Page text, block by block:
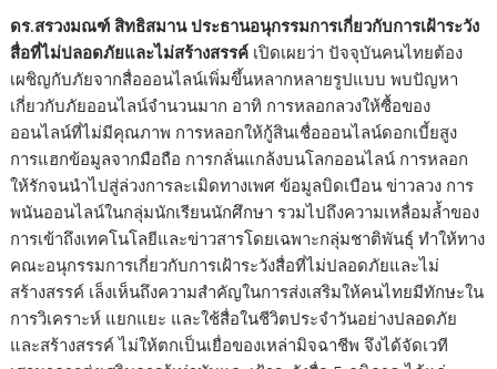
ดร.สรวงมณฑ์ สิทธิสมาน ประธานอนุกรรมการเกี่ยวกับการเฝ้าระวัง
สื่อที่ไม่ปลอดภัยและไม่สร้างสรรค์ เปิดเผยว่า ปัจจุบันคนไทยต้อง
เผชิญกับภัยจากสื่อออนไลน์เพิ่มขึ้นหลากหลายรูปแบบ พบปัญหา
เกี่ยวกับภัยออนไลน์จำนวนมาก อาทิ การหลอกลวงให้ซื้อของ
ออนไลน์ที่ไม่มีคุณภาพ การหลอกให้กู้สินเชื่อออนไลน์ดอกเบี้ยสูง
การแฮกข้อมูลจากมือถือ การกลั่นแกล้งบนโลกออนไลน์ การหลอก
ให้รักจนนำไปสู่ล่วงการละเมิดทางเพศ ข้อมูลบิดเบือน ข่าวลวง การ
พนันออนไลน์ในกลุ่มนักเรียนนักศึกษา รวมไปถึงความเหลื่อมล้ำของ
การเข้าถึงเทคโนโลยีและข่าวสารโดยเฉพาะกลุ่มชาติพันธุ์ ทำให้ทาง
คณะอนุกรรมการเกี่ยวกับการเฝ้าระวังสื่อที่ไม่ปลอดภัยและไม่
สร้างสรรค์ เล็งเห็นถึงความสำคัญในการส่งเสริมให้คนไทยมีทักษะใน
การวิเคราะห์ แยกแยะ และใช้สื่อในชีวิตประจำวันอย่างปลอดภัย
และสร้างสรรค์ ไม่ให้ตกเป็นเยื่อของเหล่ามิจฉาชีพ จึงได้จัดเวที